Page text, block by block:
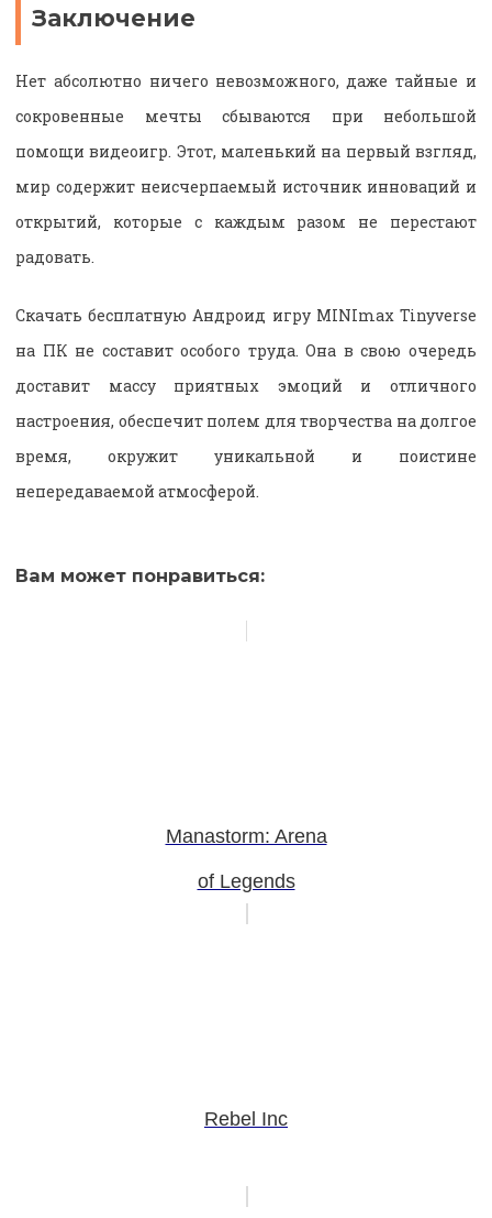
Заключение
Нет абсолютно ничего невозможного, даже тайные и
сокровенные мечты сбываются при небольшой
помощи видеоигр. Этот, маленький на первый взгляд,
мир содержит неисчерпаемый источник инноваций и
открытий, которые с каждым разом не перестают
радовать.
Скачать бесплатную Андроид игру MINImax Tinyverse
на ПК не составит особого труда. Она в свою очередь
доставит массу приятных эмоций и отличного
настроения, обеспечит полем для творчества на долгое
время, окружит уникальной и поистине
непередаваемой атмосферой.
Вам может понравиться:
Manastorm: Arena
of Legends
Rebel Inc